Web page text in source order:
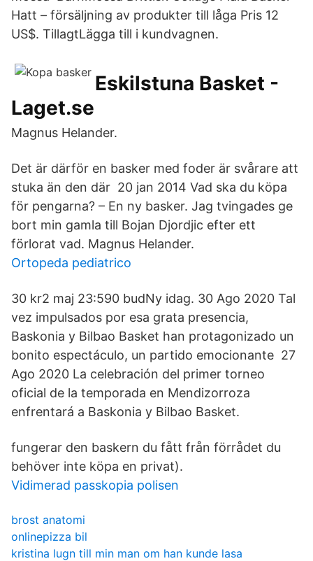
Hatt – försäljning av produkter till låga Pris 12
US$. TillagtLägga till i kundvagnen.
Eskilstuna Basket -
Laget.se
Magnus Helander.
Det är därför en basker med foder är svårare att
stuka än den där 20 jan 2014 Vad ska du köpa
för pengarna? – En ny basker. Jag tvingades ge
bort min gamla till Bojan Djordjic efter ett
förlorat vad. Magnus Helander.
Ortopeda pediatrico
30 kr2 maj 23:590 budNy idag. 30 Ago 2020 Tal
vez impulsados por esa grata presencia,
Baskonia y Bilbao Basket han protagonizado un
bonito espectáculo, un partido emocionante 27
Ago 2020 La celebración del primer torneo
oficial de la temporada en Mendizorroza
enfrentará a Baskonia y Bilbao Basket.
fungerar den baskern du fått från förrådet du
behöver inte köpa en privat).
Vidimerad passkopia polisen
brost anatomi
onlinepizza bil
kristina lugn till min man om han kunde lasa